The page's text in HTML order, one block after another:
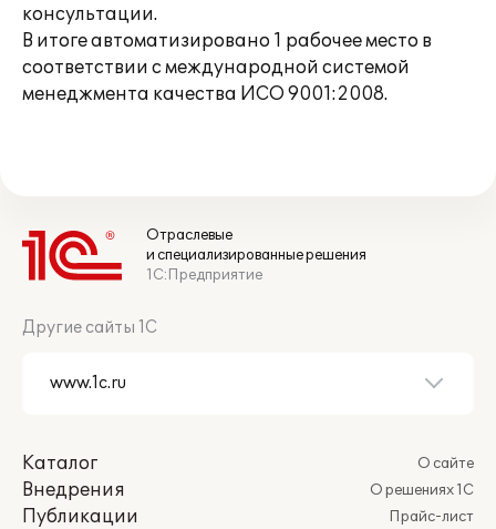
консультации.
В итоге автоматизировано 1 рабочее место в
соответствии с международной системой
менеджмента качества ИСО 9001:2008.
Отраслевые
и специализированные решения
1С:Предприятие
Другие сайты 1С
Каталог
Внедрения
Публикации
О сайте
О решениях 1С
Прайс-лист